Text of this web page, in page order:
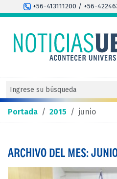
+56-413111200 / +56-
Portada / 2015 / junio
ARCHIVO DEL MES: